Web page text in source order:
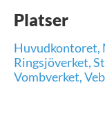
Platser
Huvudkontoret,
Ringsjöverket,
Vombverket,